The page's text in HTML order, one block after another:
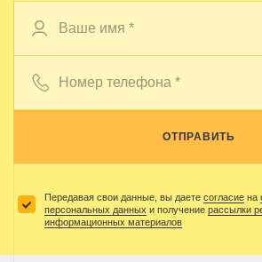
ОТПРАВИТЬ
Передавая свои данные, вы даете согласие на
персональных данных и получение рассылки
информационных материалов